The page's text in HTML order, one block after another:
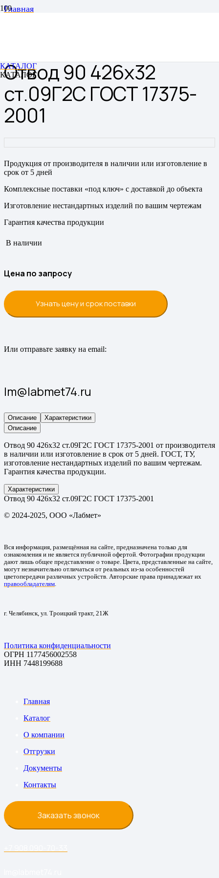
КАТАЛОГ
КАТАЛОГ
Главная
Отвод 90 426х32
ст.09Г2С ГОСТ 17375-
2001
Продукция от производителя в наличии или изготовление в
срок от 5 дней
Комплексные поставки «под ключ» с доставкой до объекта
Изготовление нестандартных изделий по вашим чертежам
Гарантия качества продукции
В наличии
Цена по запросу
Узнать цену и срок поставки
Или отправьте заявку на email:
lm@labmet74.ru
Описание
Характеристики
Описание
Отвод 90 426х32 ст.09Г2С ГОСТ 17375-2001 от производителя
в наличии или изготовление в срок от 5 дней. ГОСТ, ТУ,
изготовление нестандартных изделий по вашим чертежам.
Гарантия качества продукции.
Характеристики
Отвод 90 426х32 ст.09Г2С ГОСТ 17375-2001
© 2024-2025, ООО «Лабмет»
Вся информация, размещённая на сайте, предназначена только для
ознакомления и не является публичной офертой. Фотографии продукции
дают лишь общее представление о товаре. Цвета, представленные на сайте,
могут незначительно отличаться от реальных из-за особенностей
цветопередачи различных устройств. Авторские права принадлежат их
правообладателям
г. Челябинск, ул. Троицкий тракт, 21Ж
Политика конфиденциальности
ОГРН 1177456002558
ИНН 7448199688
Главная
Каталог
О компании
Отгрузки
Документы
Контакты
Заказать звонок